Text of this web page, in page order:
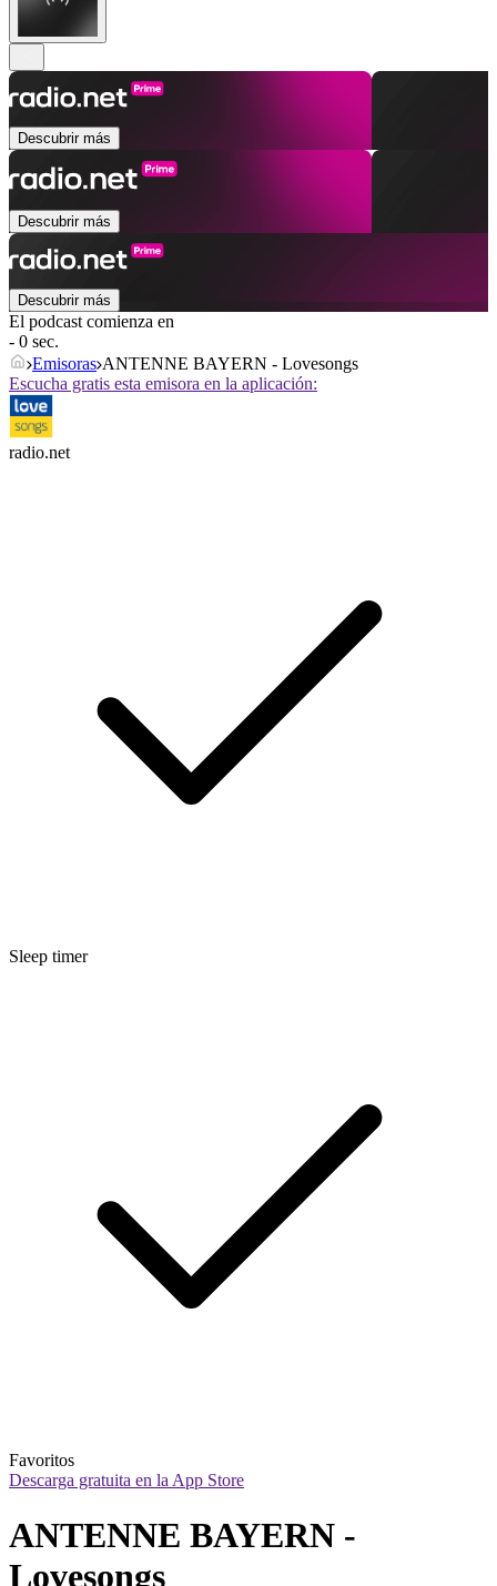
Descubrir más
Descubrir más
Descubrir más
El podcast comienza en
- 0 sec.
Emisoras ANTENNE BAYERN - Lovesongs
Escucha gratis esta emisora en la aplicación:
radio.net
Sleep timer
Favoritos
Descarga gratuita en la App Store
ANTENNE BAYERN -
Lovesongs